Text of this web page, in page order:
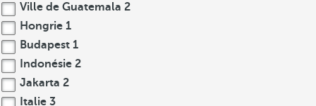
Ville de Guatemala 2
Hongrie 1
Budapest 1
Indonésie 2
Jakarta 2
Italie 3